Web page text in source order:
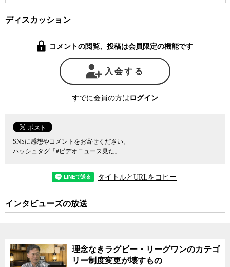
医など社内のチェック機能が働いていなかった問題を指摘する。
2000年に大嶋さんの裁判で1億6800万円もの賠償責任を命じる判決
を受けた後、電通では一時的に社員の待遇に改善が見られたが、し
ばらくするとまた元の体質に戻ってしまったことが、2015年の高橋
まつりさんを自殺に追い込むような事態につながったと川人氏は残
念がる。川人氏はまた、2015年以降は電通本社の社員の労務環境に
は改善がみられるが、その分のしわ寄せがグループ会社や非正規職
員にいっていることが懸念されると語る。
の責任を全面的に認めた判決が東京地裁で出た時も、メディア、と
りわけテレビはほとんどそのニュースを報じなかったことを指摘し
た上で、電通のメディアに対する支配的な地位が、電通が抱える問
っていると指摘する。
とは言え、これまで既存のメディアで圧倒的なシェアを持つ電通
も、インターネット広告市場では主導権を握ることができておら
依存した経営がいつまでも続けられるわけではないことは、電通自
身が一番よくわかっているはずだ。
ディスカッション
コメントの閲覧、投稿は会員限定の機能です
入会する
すでに会員の方は ログイン
SNSに感想やコメントをお寄せください。
ハッシュタグ「#ビデオニュース見た」
タイトルとURLをコピー
インタビューズの放送
理念なきラグビー・リーグワンのカテゴ
リー制度変更が壊すもの